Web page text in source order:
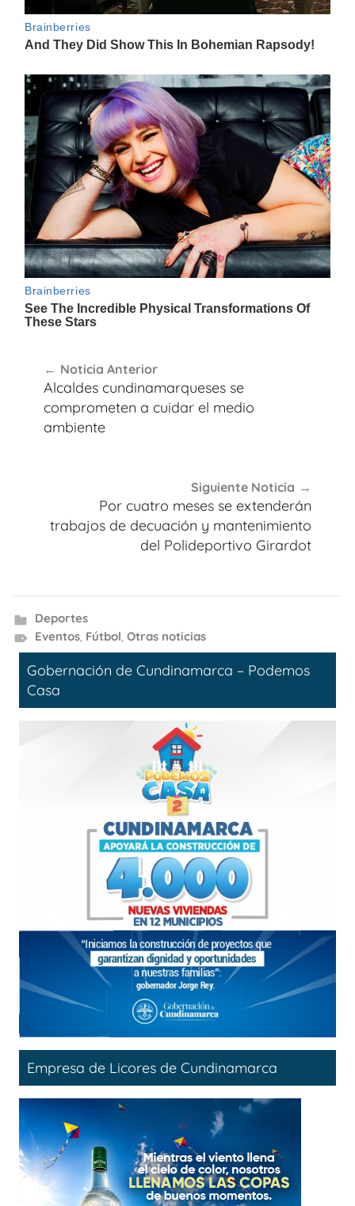
de
entradas
Noticia Anterior
Alcaldes cundinamarqueses se
comprometen a cuidar el medio
ambiente
Siguiente Noticia
Por cuatro meses se extenderán
trabajos de decuación y mantenimiento
del Polideportivo Girardot
Deportes
Eventos, Fútbol, Otras noticias
Gobernación de Cundinamarca – Podemos
Casa
Empresa de Licores de Cundinamarca